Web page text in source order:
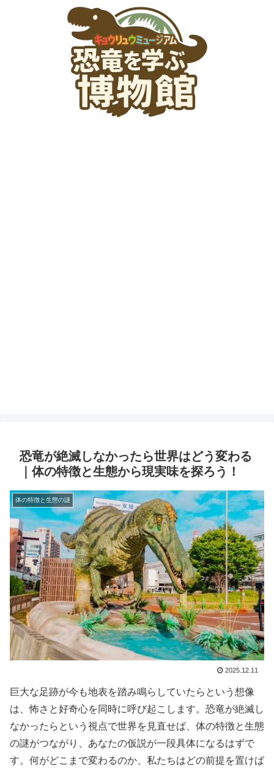
恐竜が絶滅しなかったら世界はどう変わる
｜体の特徴と生態から現実味を探ろう！
体の特徴と生態の謎
2025.12.11
巨大な足跡が今も地表を踏み鳴らしていたらという想像
は、怖さと好奇心を同時に呼び起こします。恐竜が絶滅し
なかったらという視点で世界を見直せば、体の特徴と生態
の謎がつながり、あなたの仮説が一段具体になるはずで
す。何がどこまで変わるのか、私たちはどの前提を置けば